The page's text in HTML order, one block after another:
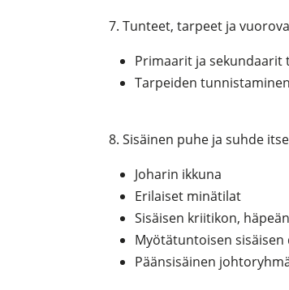
7. Tunteet, tarpeet ja
Primaarit ja sekundaarit
Tarpeiden
8. Sisäinen puhe ja suhde
Joharin ikkuna
Erilaiset minätilat
Sisäisen kriitikon,
Myötätuntoisen
Päänsisäinen